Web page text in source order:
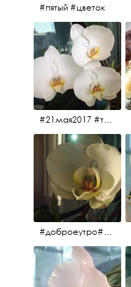
#пятый #цветок
#21мая2017 #трио #цветы
#доброеутро#май#солнце#цветы #майсолнцецветы